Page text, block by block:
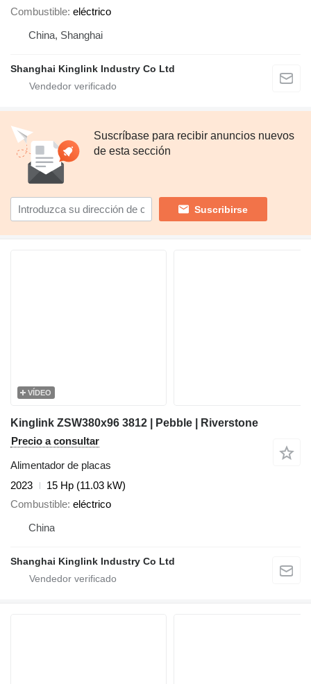
Combustible eléctrico
China, Shanghai
Shanghai Kinglink Industry Co Ltd
Suscríbase para recibir anuncios nuevos
de esta sección
Suscribirse
VÍDEO
Kinglink ZSW380x96 3812 | Pebble | Riverstone
Precio a consultar
Alimentador de placas
2023
15 Hp (11.03 kW)
Combustible eléctrico
China
Shanghai Kinglink Industry Co Ltd